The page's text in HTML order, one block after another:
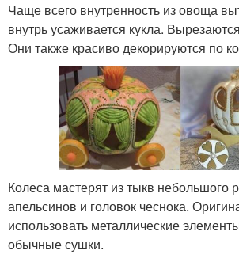
Чаще всего внутренность из овоща
внутрь усаживается кукла.
Они также красиво декорируются по
Колеса мастерят из тыкв небольшого
апельсинов и головок чеснока.
использовать металлические
обычные сушки.